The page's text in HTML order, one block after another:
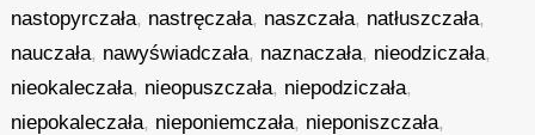
nastopyrczała, nastręczała, naszczała, natłuszczała,
nauczała, nawyświadczała, naznaczała, nieodziczała,
nieokaleczała, nieopuszczała, niepodziczała,
niepokaleczała, nieponiemczała, nieponiszczała,